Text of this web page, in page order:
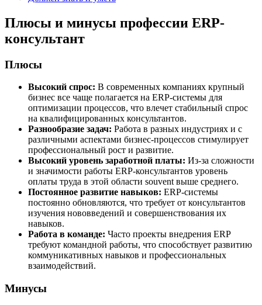
Плюсы и минусы профессии ERP-
консультант
Плюсы
Высокий спрос: В современных компаниях крупный
бизнес все чаще полагается на ERP-системы для
оптимизации процессов, что влечет стабильный спрос
на квалифицированных консультантов.
Разнообразие задач: Работа в разных индустриях и с
различными аспектами бизнес-процессов стимулирует
профессиональный рост и развитие.
Высокий уровень заработной платы: Из-за сложности
и значимости работы ERP-консультантов уровень
оплаты труда в этой области souvent выше среднего.
Постоянное развитие навыков: ERP-системы
постоянно обновляются, что требует от консультантов
изучения нововведений и совершенствования их
навыков.
Работа в команде: Часто проекты внедрения ERP
требуют командной работы, что способствует развитию
коммуникативных навыков и профессиональных
взаимодействий.
Минусы